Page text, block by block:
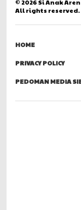
© 2026Si Anak Aren
All rights reserved.
HOME
PRIVACY POLICY
PEDOMAN MEDIA